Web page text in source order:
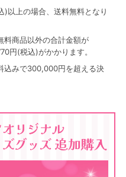
以上の場合、送料無料となり
料商品以外の合計金額が
円(税込)がかかります。
込みで300,000円を超える決